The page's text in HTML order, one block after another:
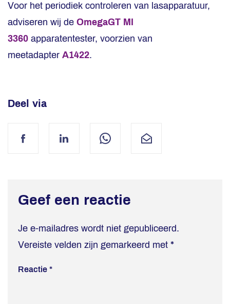
Voor het periodiek controleren van lasapparatuur,
adviseren wij de OmegaGT MI
3360 apparatentester, voorzien van
meetadapter A1422.
Deel via
FacebookLinkedIn WhatsAppMail
Geef een reactie
Je e-mailadres wordt niet gepubliceerd.
Vereiste velden zijn gemarkeerd met *
Reactie *